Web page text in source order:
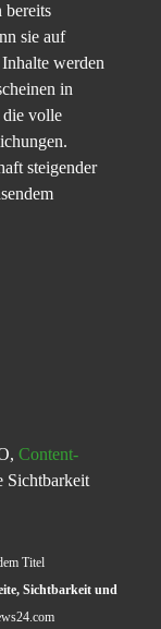
bereits
sie auf
werden
in
die volle
steigender
Content-
Sichtbarkeit
Titel
Sichtbarkeit und